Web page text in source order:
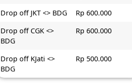
Drop off JKT <> BDG
Rp 600.000
Drop off CGK <>
BDG
Rp 600.000
Drop off KJati <>
BDG
Rp 500.000